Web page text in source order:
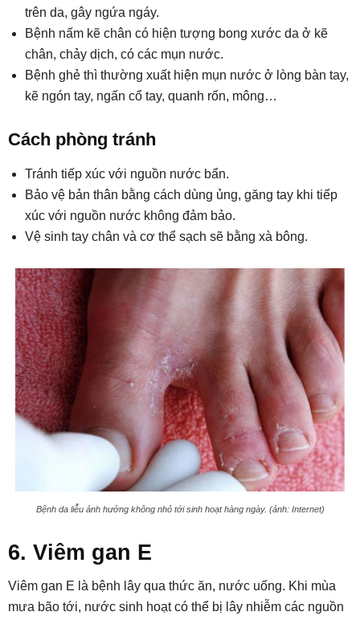
trên da, gây ngứa ngáy.
Bệnh nấm kẽ chân có hiện tượng bong xước da ở kẽ
chân, chảy dịch, có các mụn nước.
Bệnh ghẻ thì thường xuất hiện mụn nước ở lòng bàn tay,
kẽ ngón tay, ngấn cổ tay, quanh rốn, mông…
Cách phòng tránh
Tránh tiếp xúc với nguồn nước bẩn.
Bảo vệ bản thân bằng cách dùng ủng, găng tay khi tiếp
xúc với nguồn nước không đảm bảo.
Vệ sinh tay chân và cơ thể sạch sẽ bằng xà bông.
Bệnh da liễu ảnh hưởng không nhỏ tới sinh hoạt hàng ngày. (ảnh: Internet)
6. Viêm gan E
Viêm gan E là bệnh lây qua thức ăn, nước uống. Khi mùa
mưa bão tới, nước sinh hoạt có thể bị lây nhiễm các nguồn